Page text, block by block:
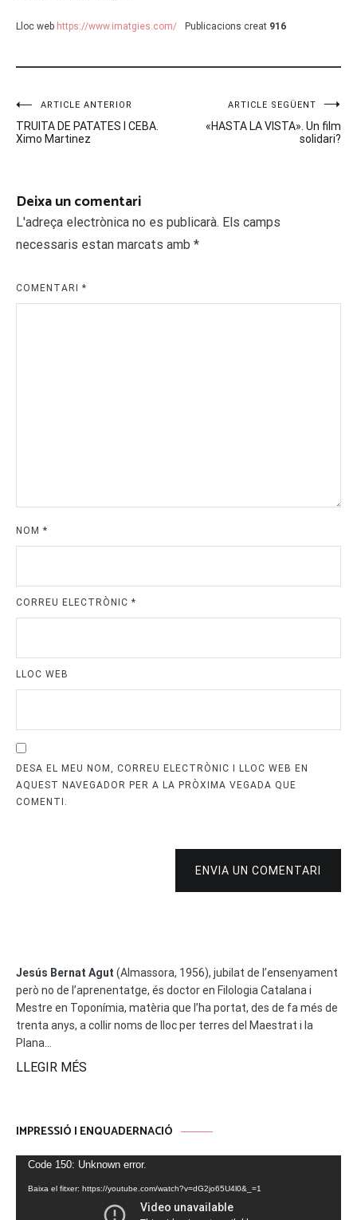
Lloc web https://www.imatgies.com/ Publicacions creat 916
Navegació
d'entrades
ARTICLE ANTERIOR
TRUITA DE PATATES I CEBA.
Ximo Martinez
ARTICLE SEGÜENT
«HASTA LA VISTA». Un film
solidari?
Deixa un comentari
L'adreça electrònica no es publicarà. Els camps
necessaris estan marcats amb *
COMENTARI *
NOM *
CORREU ELECTRÒNIC *
LLOC WEB
DESA EL MEU NOM, CORREU ELECTRÒNIC I LLOC WEB EN
AQUEST NAVEGADOR PER A LA PRÒXIMA VEGADA QUE
COMENTI.
ENVIA UN COMENTARI
Jesús Bernat Agut (Almassora, 1956), jubilat de l’ensenyament
però no de l’aprenentatge, és doctor en Filologia Catalana i
Mestre en Toponímia, matèria que l’ha portat, des de fa més de
trenta anys, a collir noms de lloc per terres del Maestrat i la
Plana...
LLEGIR MÉS
IMPRESSIÓ I ENQUADERNACIÓ
Reproductor
vídeo
Code 150: Unknown error.
Baixa el fitxer: https://youtube.com/watch?v=dG2jo65U4l0&_=1